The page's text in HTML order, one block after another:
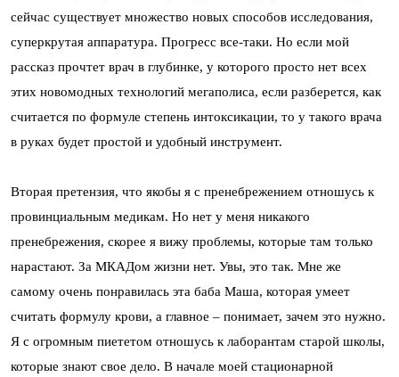
сейчас существует множество новых способов исследования,
суперкрутая аппаратура. Прогресс все-таки. Но если мой
рассказ прочтет врач в глубинке, у которого просто нет всех
этих новомодных технологий мегаполиса, если разберется, как
считается по формуле степень интоксикации, то у такого врача
в руках будет простой и удобный инструмент.
Вторая претензия, что якобы я с пренебрежением отношусь к
провинциальным медикам. Но нет у меня никакого
пренебрежения, скорее я вижу проблемы, которые там только
нарастают. За МКАДом жизни нет. Увы, это так. Мне же
самому очень понравилась эта баба Маша, которая умеет
считать формулу крови, а главное – понимает, зачем это нужно.
Я с огромным пиететом отношусь к лаборантам старой школы,
которые знают свое дело. В начале моей стационарной